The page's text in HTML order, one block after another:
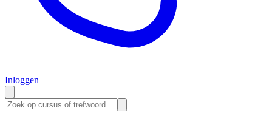
Inloggen